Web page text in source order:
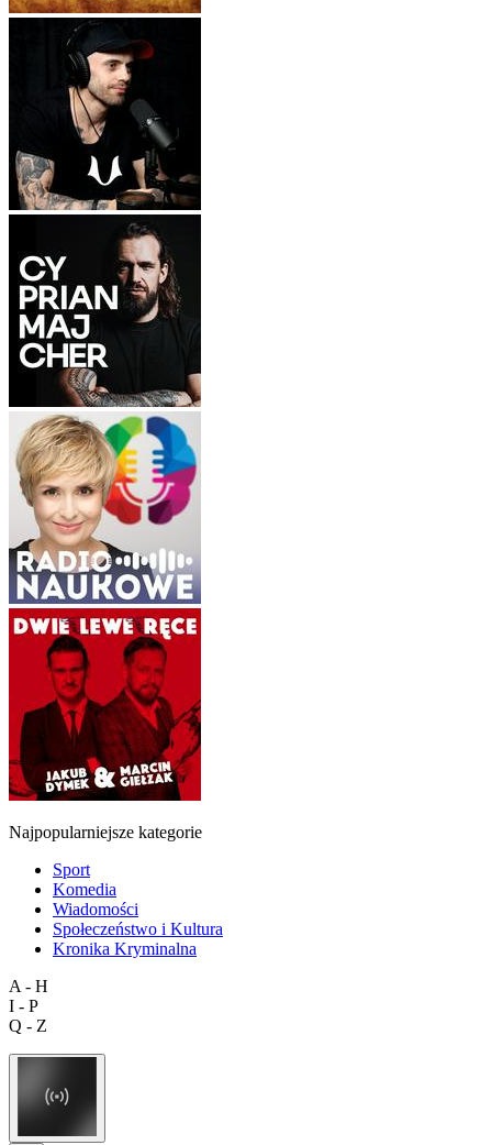
Najpopularniejsze kategorie
Sport
Komedia
Wiadomości
Społeczeństwo i Kultura
Kronika Kryminalna
A - H
I - P
Q - Z